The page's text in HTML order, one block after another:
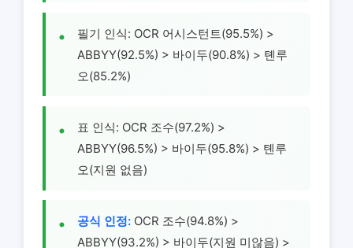
필기 인식: OCR 어시스턴트(95.5%) >
ABBYY(92.5%) > 바이두(90.8%) > 톈루
오(85.2%)
표 인식: OCR 조수(97.2%) >
ABBYY(96.5%) > 바이두(95.8%) > 톈루
오(지원 없음)
공식 인정: OCR 조수(94.8%) >
ABBYY(93.2%) > 바이두(지원 미않음) >